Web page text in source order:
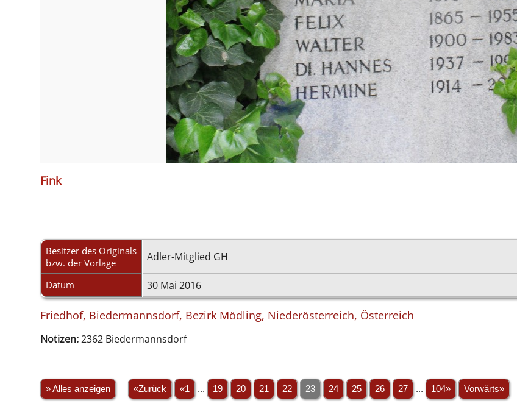
Fink
Besitzer des Originals
bzw. der Vorlage
Adler-Mitglied GH
Datum 30 Mai 2016
Friedhof, Biedermannsdorf, Bezirk Mödling, Niederösterreich, Österreich
Notizen:2362 Biedermannsdorf
» Alles anzeigen «Zurück «1 ... 19 20 21 22 23 24 25 26 27 ... 104» Vorwärts»